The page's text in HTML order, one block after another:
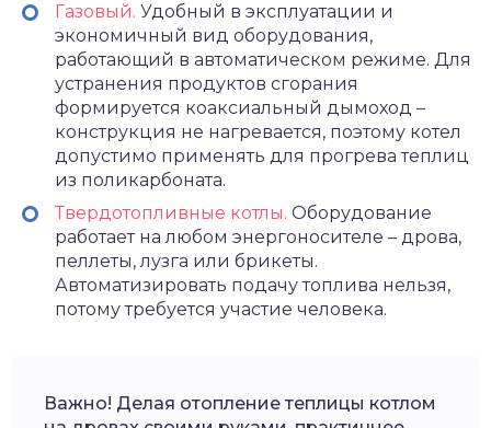
Газовый. Удобный в эксплуатации и
экономичный вид оборудования,
работающий в автоматическом режиме. Для
устранения продуктов сгорания
формируется коаксиальный дымоход –
конструкция не нагревается, поэтому котел
допустимо применять для прогрева теплиц
из поликарбоната.
Твердотопливные котлы. Оборудование
работает на любом энергоносителе – дрова,
пеллеты, лузга или брикеты.
Автоматизировать подачу топлива нельзя,
потому требуется участие человека.
Важно! Делая отопление теплицы котлом